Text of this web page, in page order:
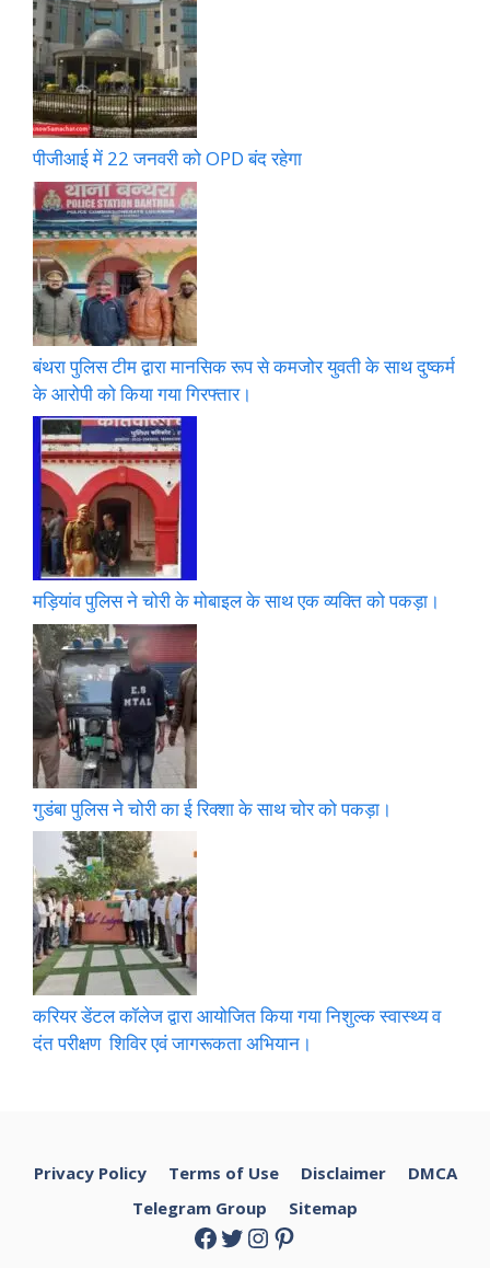
पीजीआई में 22 जनवरी को OPD बंद रहेगा
बंथरा पुलिस टीम द्वारा मानसिक रूप से कमजोर युवती के साथ दुष्कर्म
के आरोपी को किया गया गिरफ्तार।
मड़ियांव पुलिस ने चोरी के मोबाइल के साथ एक व्यक्ति को पकड़ा।
गुडंबा पुलिस ने चोरी का ई रिक्शा के साथ चोर को पकड़ा।
करियर डेंटल कॉलेज द्वारा आयोजित किया गया निशुल्क स्वास्थ्य व
दंत परीक्षण शिविर एवं जागरूकता अभियान।
Privacy Policy Terms of Use Disclaimer
DMCA
Telegram Group
Sitemap
Facebook
Twitter
Instagram
Pinterest